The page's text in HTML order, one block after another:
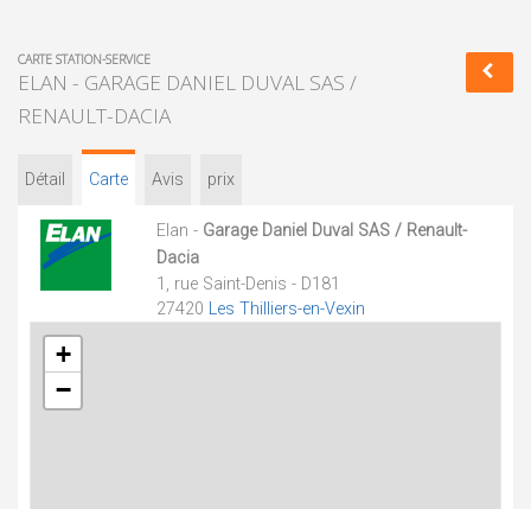
CARTE STATION-SERVICE
ELAN - GARAGE DANIEL DUVAL SAS /
RENAULT-DACIA
Détail Carte Avis prix
Elan - Garage Daniel Duval SAS / Renault-
Dacia
1, rue Saint-Denis - D181
27420 Les Thilliers-en-Vexin
+
−